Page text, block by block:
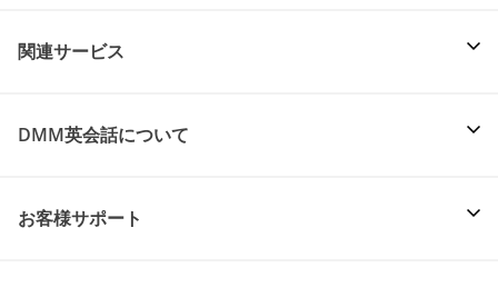
関連サービス
DMM英会話について
お客様サポート